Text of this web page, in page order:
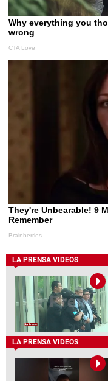
LA PRENSA VIDEOS
LA PRENSA VIDEOS